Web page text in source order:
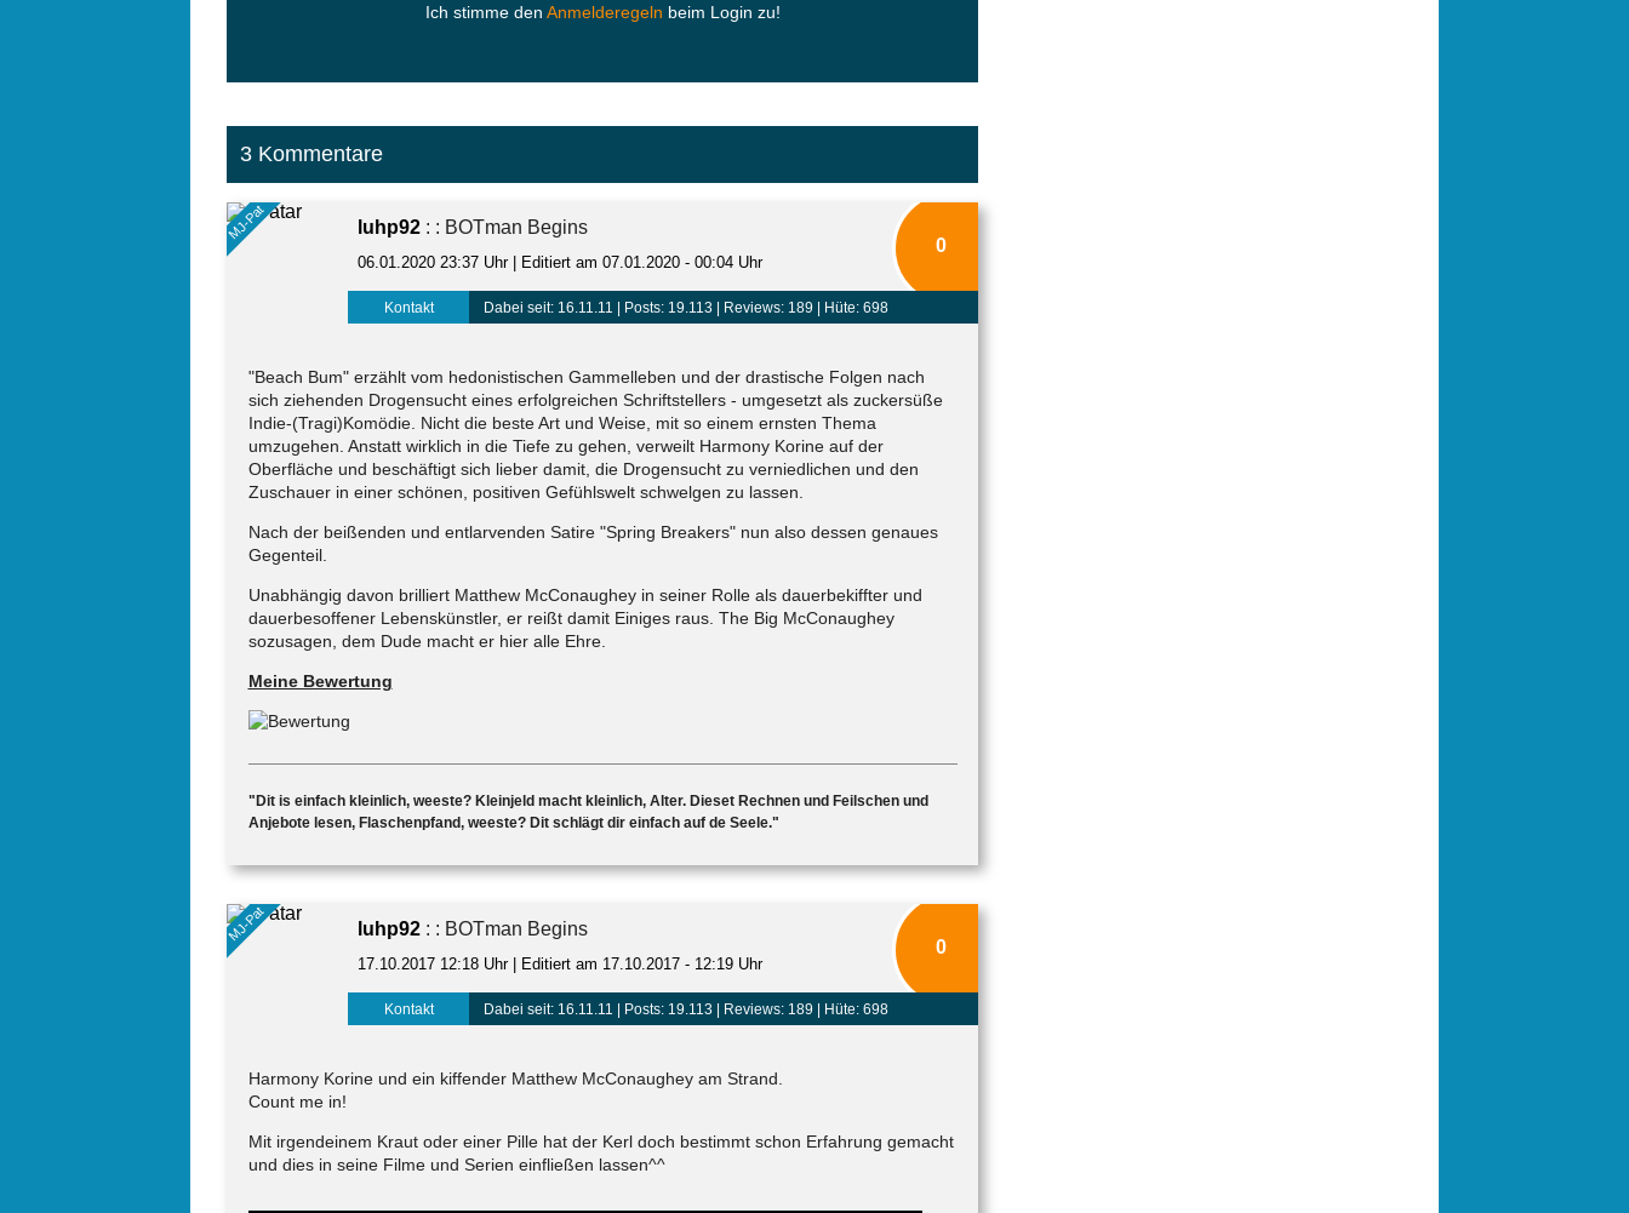
Ich stimme den Anmelderegeln beim Login zu!
3 Kommentare
MJ-Pat luhp92 : : BOTman Begins
06.01.2020 23:37 Uhr | Editiert am 07.01.2020 - 00:04 Uhr
0
Kontakt Dabei seit: 16.11.11 | Posts: 19.113 | Reviews: 189 | Hüte: 698
"Beach Bum" erzählt vom hedonistischen Gammelleben und der drastische Folgen nach
sich ziehenden Drogensucht eines erfolgreichen Schriftstellers - umgesetzt als zuckersüße
Indie-(Tragi)Komödie. Nicht die beste Art und Weise, mit so einem ernsten Thema
umzugehen. Anstatt wirklich in die Tiefe zu gehen, verweilt Harmony Korine auf der
Oberfläche und beschäftigt sich lieber damit, die Drogensucht zu verniedlichen und den
Zuschauer in einer schönen, positiven Gefühlswelt schwelgen zu lassen.
Nach der beißenden und entlarvenden Satire "Spring Breakers" nun also dessen genaues
Gegenteil.
Unabhängig davon brilliert Matthew McConaughey in seiner Rolle als dauerbekiffter und
dauerbesoffener Lebenskünstler, er reißt damit Einiges raus. The Big McConaughey
sozusagen, dem Dude macht er hier alle Ehre.
Meine Bewertung
"Dit is einfach kleinlich, weeste? Kleinjeld macht kleinlich, Alter. Dieset Rechnen und Feilschen und
Anjebote lesen, Flaschenpfand, weeste? Dit schlägt dir einfach auf de Seele."
MJ-Pat luhp92 : : BOTman Begins
17.10.2017 12:18 Uhr | Editiert am 17.10.2017 - 12:19 Uhr
0
Kontakt Dabei seit: 16.11.11 | Posts: 19.113 | Reviews: 189 | Hüte: 698
Harmony Korine und ein kiffender Matthew McConaughey am Strand.
Count me in!
Mit irgendeinem Kraut oder einer Pille hat der Kerl doch bestimmt schon Erfahrung gemacht
und dies in seine Filme und Serien einfließen lassen^^